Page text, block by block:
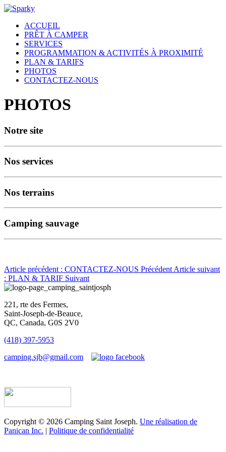
ACCUEIL
PRÊT À CAMPER
SERVICES
PROGRAMMATION & ACTIVITÉS À PROXIMITÉ
PLAN & TARIFS
PHOTOS
CONTACTEZ-NOUS
PHOTOS
Notre site
Nos services
Nos terrains
Camping sauvage
Article précédent : CONTACTEZ-NOUS Précédent Article suivant
: PLAN & TARIF Suivant
221, rte des Fermes,
Saint-Joseph-de-Beauce,
QC, Canada, G0S 2V0
(418) 397-5953
camping.sjb@gmail.com
Copyright © 2026 Camping Saint Joseph. Une réalisation de
Panican Inc. | Politique de confidentialité